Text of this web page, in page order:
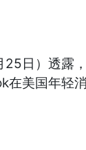
日）透
美国年轻